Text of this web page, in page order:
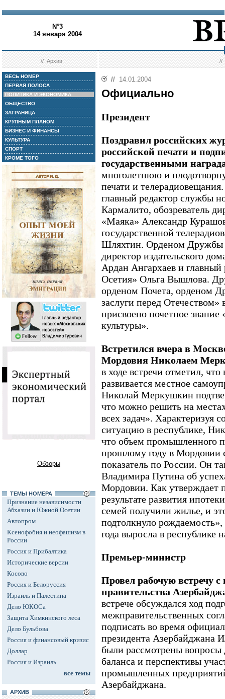
N°3
14 января 2004
//Архив //
ВЕСЬ НОМЕР
ПЕРВАЯ ПОЛОСА
ПОЛИТИКА И ЭКОНОМИКА
ОБЩЕСТВО
ЗАГРАНИЦА
КРУПНЫМ ПЛАНОМ
БИЗНЕС И ФИНАНСЫ
КУЛЬТУРА
СПОРТ
КРОМЕ ТОГО
Обзоры
ТЕМЫ НОМЕРА
Признание независимости
Абхазии и Южной Осетии
Автопром
Ксенофобия и неофашизм в
России
Россия и Прибалтика
Исторические версии
Косово
Россия и Белоруссия
Израиль и Палестина
Дело ЮКОСа
Защита Химкинского леса
Дело Бульбова
Россия и финансовый кризис
Доллар
Россия и Израиль
все темы
АРХИВ
// 14.01.2004
Официально
Президент
Поздравил российских
российской печати и
государственными
многолетнюю и
печати и
главный редактор службы
Кармалито, обозреватель
«Маяка» Александр
государственной
Шляхтин. Орденом Дружбы
директор издательского
Ардан Ангархаев и главный
Осетия» Ольга Вышлова.
орденом Почета, орденом
заслуги перед
присвоено почетное
культуры».
Встретился вчера в
Мордовия Николаем
в ходе встречи отметил,
развивается местное
Николай Меркушкин
что можно решить на
всех задач». Характеризуя
ситуацию в республике,
что объем промышленного
прошлому году в Мордовии
показатель по России. Он
Владимира Путина об
Мордовии. Как утверждает
результате развития
семей получили жилье, и
подтолкнуло
года выросла в республике
Премьер-министр
Провел рабочую встречу
правительства
встрече обсуждался ход
межправительственных
подписать во время
президента Азербайджана
были рассмотрены вопросы
баланса и перспективы
промышленных
Азербайджана.